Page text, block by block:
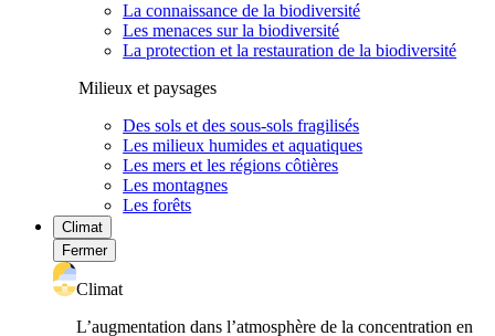
La connaissance de la biodiversité
Les menaces sur la biodiversité
La protection et la restauration de la biodiversité
Milieux et paysages
Des sols et des sous-sols fragilisés
Les milieux humides et aquatiques
Les mers et les régions côtières
Les montagnes
Les forêts
Climat
Fermer
Climat
L’augmentation dans l’atmosphère de la concentration en